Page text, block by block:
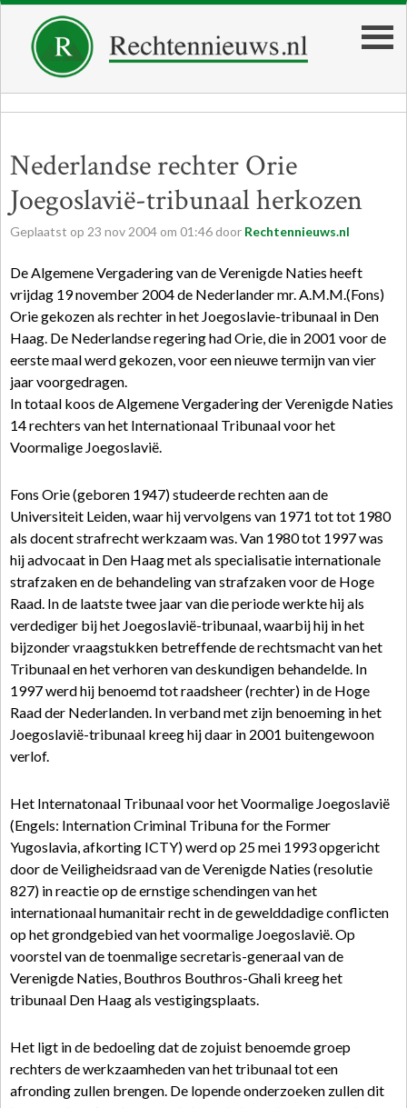
Nederlandse rechter Orie
Joegoslavië-tribunaal herkozen
Geplaatst op 23 nov 2004 om 01:46 door Rechtennieuws.nl
De Algemene Vergadering van de Verenigde Naties heeft
vrijdag 19 november 2004 de Nederlander mr. A.M.M.(Fons)
Orie gekozen als rechter in het Joegoslavie-tribunaal in Den
Haag. De Nederlandse regering had Orie, die in 2001 voor de
eerste maal werd gekozen, voor een nieuwe termijn van vier
jaar voorgedragen.
In totaal koos de Algemene Vergadering der Verenigde Naties
14 rechters van het Internationaal Tribunaal voor het
Voormalige Joegoslavië.
Fons Orie (geboren 1947) studeerde rechten aan de
Universiteit Leiden, waar hij vervolgens van 1971 tot tot 1980
als docent strafrecht werkzaam was. Van 1980 tot 1997 was
hij advocaat in Den Haag met als specialisatie internationale
strafzaken en de behandeling van strafzaken voor de Hoge
Raad. In de laatste twee jaar van die periode werkte hij als
verdediger bij het Joegoslavië-tribunaal, waarbij hij in het
bijzonder vraagstukken betreffende de rechtsmacht van het
Tribunaal en het verhoren van deskundigen behandelde. In
1997 werd hij benoemd tot raadsheer (rechter) in de Hoge
Raad der Nederlanden. In verband met zijn benoeming in het
Joegoslavië-tribunaal kreeg hij daar in 2001 buitengewoon
verlof.
Het Internatonaal Tribunaal voor het Voormalige Joegoslavië
(Engels: Internation Criminal Tribuna for the Former
Yugoslavia, afkorting ICTY) werd op 25 mei 1993 opgericht
door de Veiligheidsraad van de Verenigde Naties (resolutie
827) in reactie op de ernstige schendingen van het
internationaal humanitair recht in de gewelddadige conflicten
op het grondgebied van het voormalige Joegoslavië. Op
voorstel van de toenmalige secretaris-generaal van de
Verenigde Naties, Bouthros Bouthros-Ghali kreeg het
tribunaal Den Haag als vestigingsplaats.
Het ligt in de bedoeling dat de zojuist benoemde groep
rechters de werkzaamheden van het tribunaal tot een
afronding zullen brengen. De lopende onderzoeken zullen dit